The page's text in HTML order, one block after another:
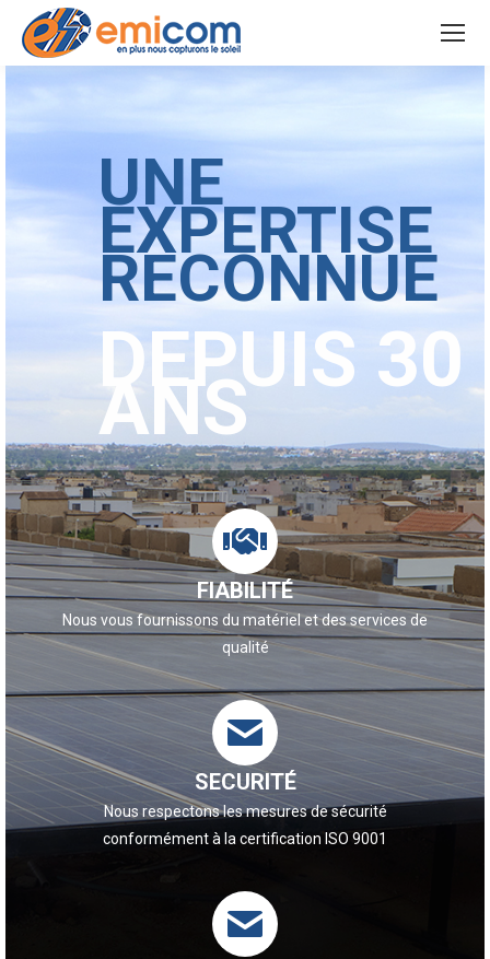
UNE
EXPERTISE
RECONNUE
DEPUIS 30
ANS
FIABILITÉ
Nous vous fournissons du matériel et des services de
qualité
SECURITÉ
Nous respectons les mesures de sécurité
conformément à la certification ISO 9001